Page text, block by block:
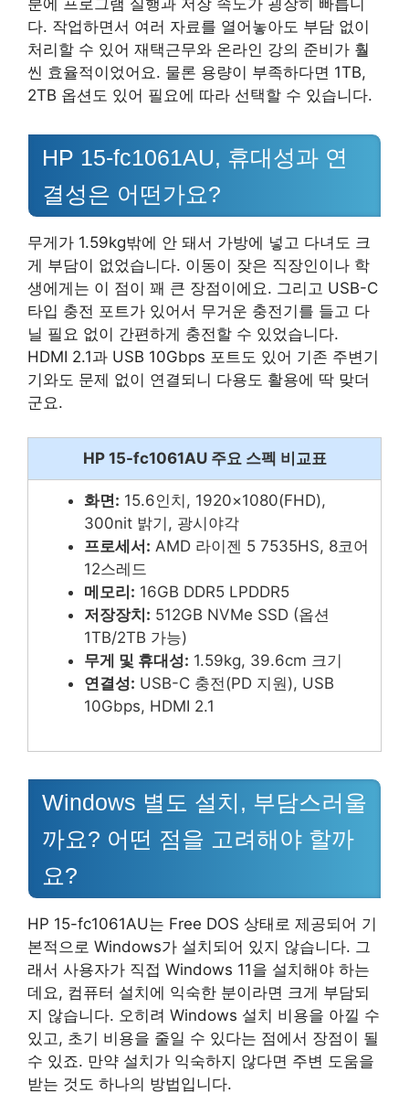
분에 프로그램 실행과 저장 속도가 굉장히 빠릅니
다. 작업하면서 여러 자료를 열어놓아도 부담 없이
처리할 수 있어 재택근무와 온라인 강의 준비가 훨
씬 효율적이었어요. 물론 용량이 부족하다면 1TB,
2TB 옵션도 있어 필요에 따라 선택할 수 있습니다.
HP 15-fc1061AU, 휴대성과 연
결성은 어떤가요?
무게가 1.59kg밖에 안 돼서 가방에 넣고 다녀도 크
게 부담이 없었습니다. 이동이 잦은 직장인이나 학
생에게는 이 점이 꽤 큰 장점이에요. 그리고 USB-C
타입 충전 포트가 있어서 무거운 충전기를 들고 다
닐 필요 없이 간편하게 충전할 수 있었습니다.
HDMI 2.1과 USB 10Gbps 포트도 있어 기존 주변기
기와도 문제 없이 연결되니 다용도 활용에 딱 맞더
군요.
HP 15-fc1061AU 주요 스펙 비교표
화면: 15.6인치, 1920×1080(FHD),
300nit 밝기, 광시야각
프로세서: AMD 라이젠 5 7535HS, 8코어
12스레드
메모리: 16GB DDR5 LPDDR5
저장장치: 512GB NVMe SSD (옵션
1TB/2TB 가능)
무게 및 휴대성: 1.59kg, 39.6cm 크기
연결성: USB-C 충전(PD 지원), USB
10Gbps, HDMI 2.1
Windows 별도 설치, 부담스러울
까요? 어떤 점을 고려해야 할까
요?
HP 15-fc1061AU는 Free DOS 상태로 제공되어 기
본적으로 Windows가 설치되어 있지 않습니다. 그
래서 사용자가 직접 Windows 11을 설치해야 하는
데요, 컴퓨터 설치에 익숙한 분이라면 크게 부담되
지 않습니다. 오히려 Windows 설치 비용을 아낄 수
있고, 초기 비용을 줄일 수 있다는 점에서 장점이 될
수 있죠. 만약 설치가 익숙하지 않다면 주변 도움을
받는 것도 하나의 방법입니다.